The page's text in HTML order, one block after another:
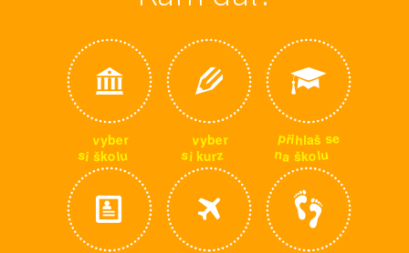
vyber
si školu
vyber
si kurz
přihlaš se
na školu